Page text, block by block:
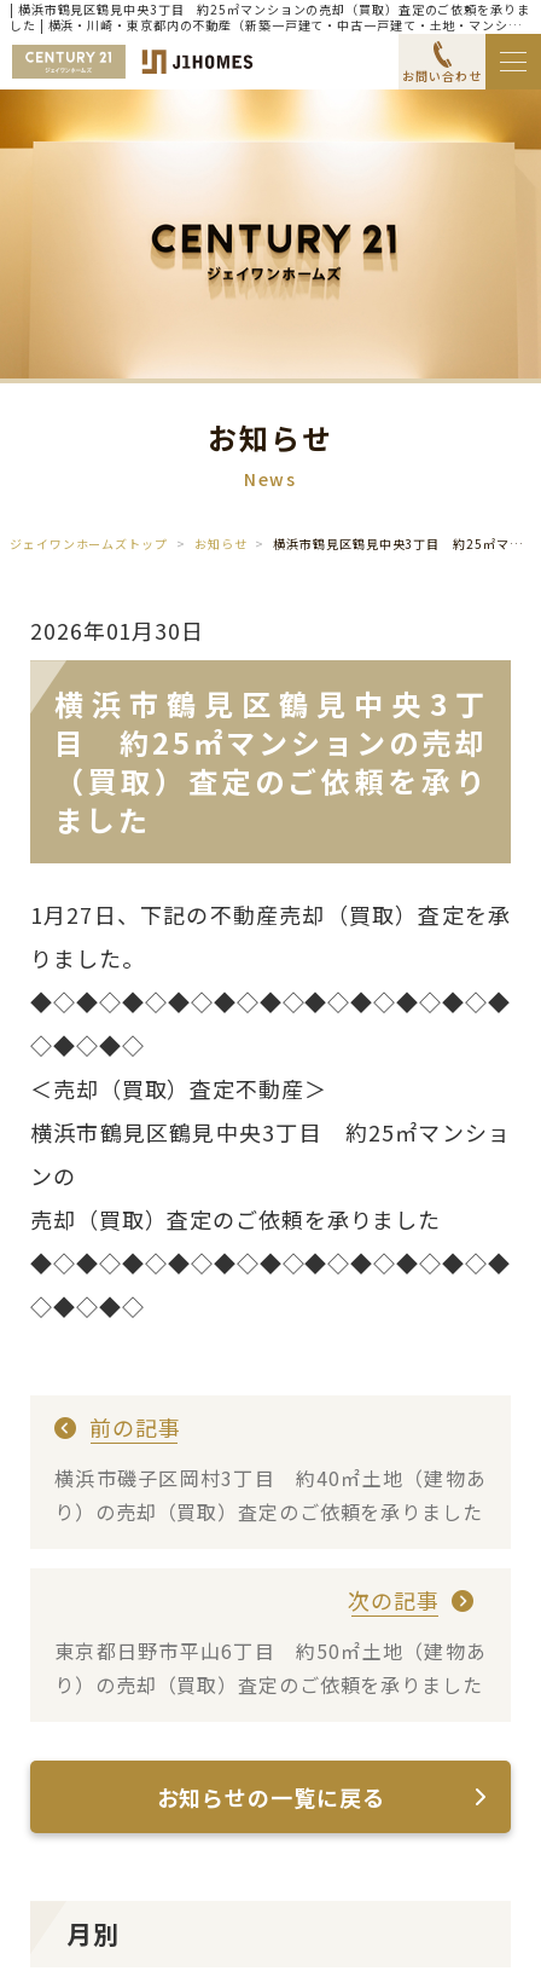
| 横浜市鶴見区鶴見中央3丁目 約25㎡マンションの売却（買取）査定のご依頼を承りま
した | 横浜・川崎・東京都内の不動産（新築一戸建て・中古一戸建て・土地・マンショ
ン）ならセンチュリー21ジェイワンホームズ
お問い合わせ
お知らせ
News
ジェイワンホームズトップ お知らせ 横浜市鶴見区鶴見中央3丁目 約25㎡マンションの売却（買取）査定のご依頼を承りました
2026年01月30日
横浜市鶴見区鶴見中央3丁
目 約25㎡マンションの売却
（買取）査定のご依頼を承り
ました
1月27日、下記の不動産売却（買取）査定を承
りました。
◆◇◆◇◆◇◆◇◆◇◆◇◆◇◆◇◆◇◆◇◆
◇◆◇◆◇
＜売却（買取）査定不動産＞
横浜市鶴見区鶴見中央3丁目 約25㎡マンショ
ンの
売却（買取）査定のご依頼を承りました
◆◇◆◇◆◇◆◇◆◇◆◇◆◇◆◇◆◇◆◇◆
◇◆◇◆◇
前の記事
横浜市磯子区岡村3丁目 約40㎡土地（建物あ
り）の売却（買取）査定のご依頼を承りました
次の記事
東京都日野市平山6丁目 約50㎡土地（建物あ
り）の売却（買取）査定のご依頼を承りました
お知らせの一覧に戻る
月別